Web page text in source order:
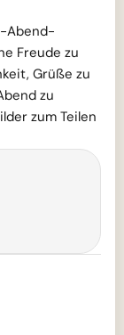
Abend-
Freude zu
Grüße zu
zu
zum Teilen